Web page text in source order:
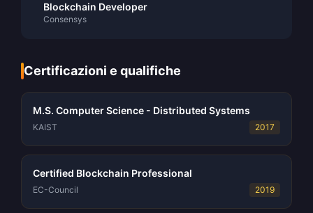
Blockchain Developer
Consensys
Certificazioni e qualifiche
M.S. Computer Science - Distributed Systems
KAIST 2017
Certified Blockchain Professional
EC-Council 2019